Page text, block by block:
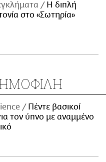
Η διπλή
στο «Σωτηρία»
Πέντε βασικοί
τον ύπνο με αναμμένο